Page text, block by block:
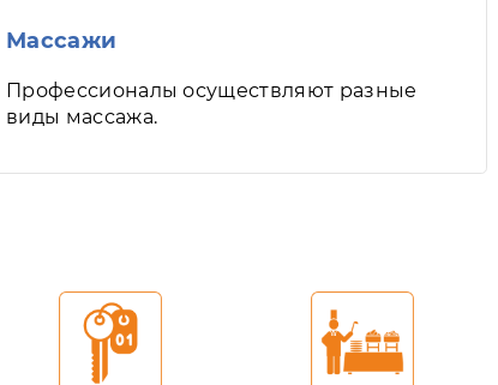
Массажи
Профессионалы осуществляют разные
виды массажа.